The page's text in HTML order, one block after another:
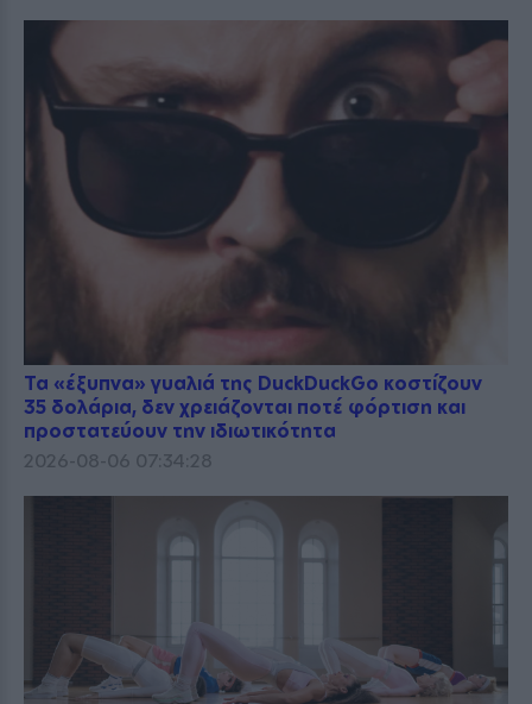
Τα «έξυπνα» γυαλιά της DuckDuckGo κοστίζουν
35 δολάρια, δεν χρειάζονται ποτέ φόρτιση και
προστατεύουν την ιδιωτικότητα
2026-08-06 07:34:28